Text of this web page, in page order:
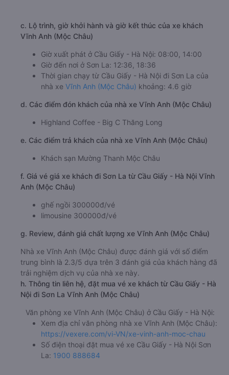
c. Lộ trình, giờ khởi hành và giờ kết thúc của xe khách
Vĩnh Anh (Mộc Châu)
Giờ xuất phát ở Cầu Giấy - Hà Nội: 08:00, 14:00
Giờ đến nơi ở Sơn La: 12:36, 18:36
Thời gian chạy từ Cầu Giấy - Hà Nội đi Sơn La của
nhà xe Vĩnh Anh (Mộc Châu) khoảng: 4.6 giờ
d. Các điểm đón khách của nhà xe Vĩnh Anh (Mộc Châu)
Highland Coffee - Big C Thăng Long
e. Các điểm trả khách của nhà xe Vĩnh Anh (Mộc Châu)
Khách sạn Mường Thanh Mộc Châu
f. Giá vé giá xe khách đi Sơn La từ Cầu Giấy - Hà Nội Vĩnh
Anh (Mộc Châu)
ghế ngồi 300000đ/vé
limousine 300000đ/vé
g. Review, đánh giá chất lượng xe Vĩnh Anh (Mộc Châu)
Nhà xe Vĩnh Anh (Mộc Châu) được đánh giá với số điểm
trung bình là 2.3/5 dựa trên 3 đánh giá của khách hàng đã
trải nghiệm dịch vụ của nhà xe này.
h. Thông tin liên hệ, đặt mua vé xe khách từ Cầu Giấy - Hà
Nội đi Sơn La Vĩnh Anh (Mộc Châu)
Văn phòng xe Vĩnh Anh (Mộc Châu) ở Cầu Giấy - Hà Nội:
Xem địa chỉ văn phòng nhà xe Vĩnh Anh (Mộc Châu):
https://vexere.com/vi-VN/xe-vinh-anh-moc-chau
Số điện thoại đặt mua vé xe Cầu Giấy - Hà Nội Sơn
La: 1900 888684